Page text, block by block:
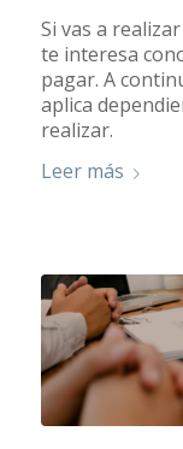
Si vas a
te interesa
pagar. A
aplica
realizar.
Leer más